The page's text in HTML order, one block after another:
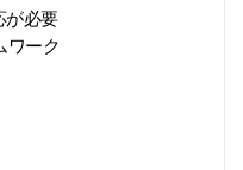
が必要
ワーク